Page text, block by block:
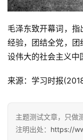
毛泽东致开幕词，
经验，团结全党，
设伟大的社会主义中
来源：学习时报
主题测试文章，只做
注明出处： https://